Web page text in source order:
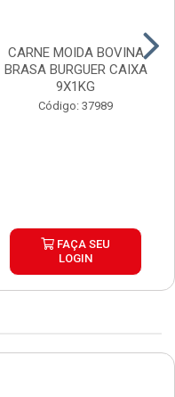
CARNE MOIDA BOVINA
BRASA BURGUER CAIXA
9X1KG
Código: 37989
FAÇA SEU
LOGIN